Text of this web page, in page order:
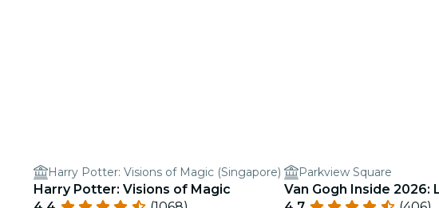
Harry Potter: Visions of Magic (Singapore)
Harry Potter: Visions of Magic
Parkview Square
Van Gogh Inside 2026: